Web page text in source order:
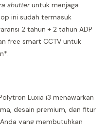
shutteruntuk menjaga
ini sudah termasuk
2 tahun + 2 tahun ADP
free smart CCTV untuk
Luxia i3 menawarkan
desain premium, dan fitur
yang membutuhkan